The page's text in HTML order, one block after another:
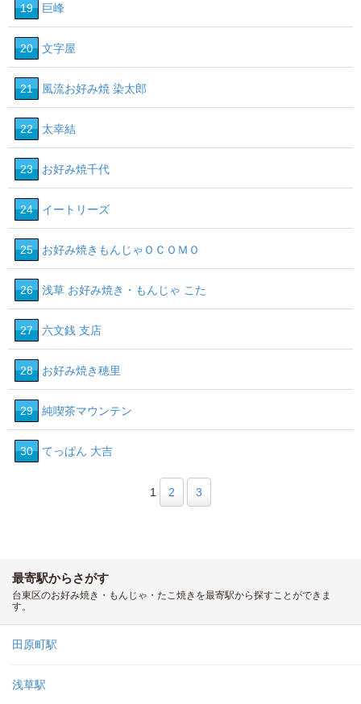
19 巨峰
20 文字屋
21 風流お好み焼 染太郎
22 太幸結
23 お好み焼千代
24 イートリーズ
25 お好み焼きもんじゃＯＣＯＭＯ
26 浅草 お好み焼き・もんじゃ こた
27 六文銭 支店
28 お好み焼き穂里
29 純喫茶マウンテン
30 てっぱん 大吉
1 2 3
最寄駅からさがす
台東区のお好み焼き・もんじゃ・たこ焼きを最寄駅から探すことができま
す。
田原町駅
浅草駅